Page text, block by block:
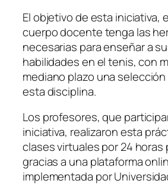
El objetivo de esta iniciativa,
cuerpo docente tenga las
necesarias para enseñar a
habilidades en el tenis, con
mediano plazo una
esta disciplina.
Los profesores, que
iniciativa, realizaron esta
clases virtuales por 24 horas
gracias a una plataforma
implementada por